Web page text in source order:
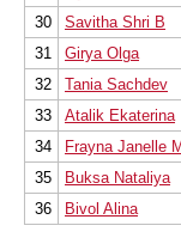
30
Savitha Shri B
31
Girya Olga
32
Tania Sachdev
33
Atalik Ekaterina
34
Frayna Janelle
35
Buksa Nataliya
36
Bivol Alina